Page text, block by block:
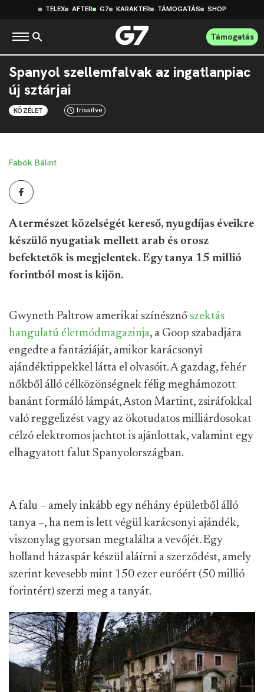
TELEX AFTER G7 KARAKTER TÁMOGATÁS SHOP
Támogatás
Spanyol szellemfalvak az ingatlanpiac
új sztárjai
KÖZÉLET frissítve
Fabók Bálint
A természet közelségét kereső, nyugdíjas éveikre
készülő nyugatiak mellett arab és orosz
befektetők is megjelentek. Egy tanya 15 millió
forintból most is kijön.
Gwyneth Paltrow amerikai színésznő szektás
hangulatú életmódmagazinja, a Goop szabadjára
engedte a fantáziáját, amikor karácsonyi
ajándéktippekkel látta el olvasóit. A gazdag, fehér
nőkből álló célközönségnek félig meghámozott
banánt formáló lámpát, Aston Martint, zsiráfokkal
való reggelizést vagy az ökotudatos milliárdosokat
célzó elektromos jachtot is ajánlottak, valamint egy
elhagyatott falut Spanyolországban.
A falu – amely inkább egy néhány épületből álló
tanya –, ha nem is lett végül karácsonyi ajándék,
viszonylag gyorsan megtalálta a vevőjét. Egy
holland házaspár készül aláírni a szerződést, amely
szerint kevesebb mint 150 ezer euróért (50 millió
forintért) szerzi meg a tanyát.